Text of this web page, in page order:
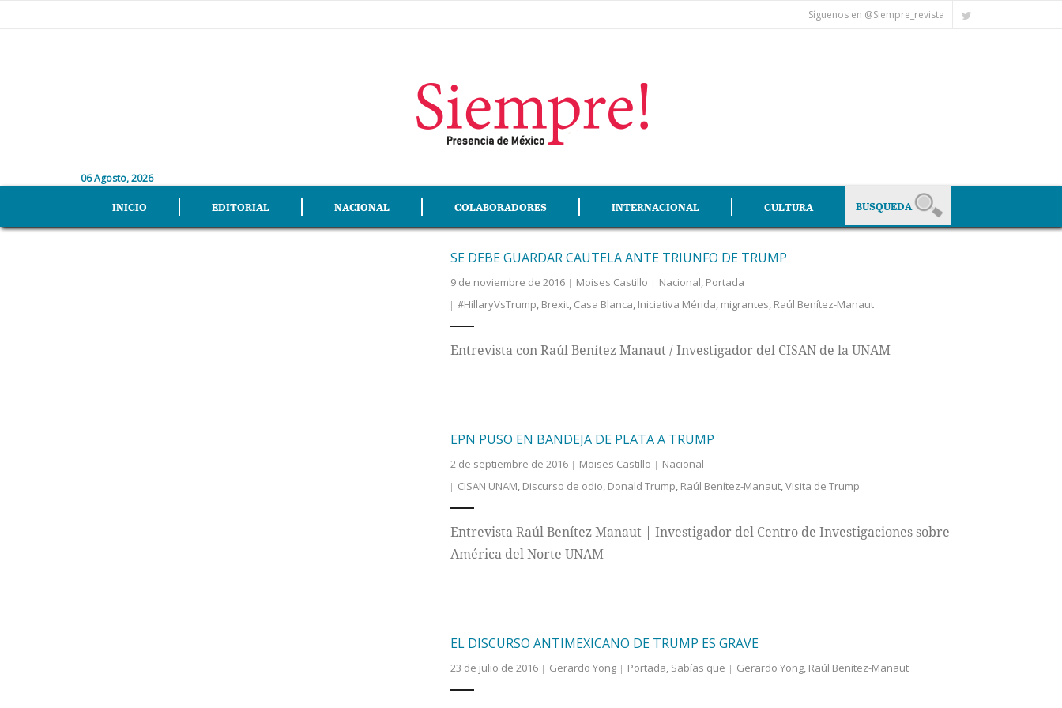
Síguenos en @Siempre_revista
06 Agosto, 2026
INICIO EDITORIAL NACIONAL COLABORADORES INTERNACIONAL CULTURA
SE DEBE GUARDAR CAUTELA ANTE TRIUNFO DE TRUMP
9 de noviembre de 2016 Moises Castillo Nacional, Portada
#HillaryVsTrump, Brexit, Casa Blanca, Iniciativa Mérida, migrantes, Raúl Benítez-Manaut
Entrevista con Raúl Benítez Manaut / Investigador del CISAN de la UNAM
EPN PUSO EN BANDEJA DE PLATA A TRUMP
2 de septiembre de 2016 Moises Castillo
Nacional
CISAN UNAM, Discurso de odio, Donald Trump, Raúl Benítez-Manaut,Visita de Trump
Entrevista Raúl Benítez Manaut | Investigador del Centro de Investigaciones sobre
América del Norte UNAM
EL DISCURSO ANTIMEXICANO DE TRUMP ES GRAVE
23 de julio de 2016 Gerardo Yong Portada, Sabías que Gerardo Yong, Raúl Benítez-Manaut